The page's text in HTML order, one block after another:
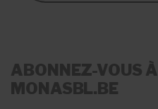
ABONNEZ-VOUS À
MONASBL.BE